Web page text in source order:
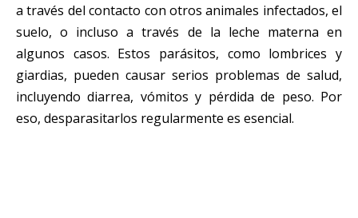
a través del contacto con otros animales infectados, el
suelo, o incluso a través de la leche materna en
algunos casos. Estos parásitos, como lombrices y
giardias, pueden causar serios problemas de salud,
incluyendo diarrea, vómitos y pérdida de peso. Por
eso, desparasitarlos regularmente es esencial.